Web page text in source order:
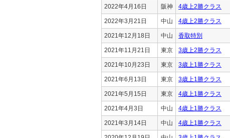
2022年4月16日 阪神 4歳上2勝クラス
2022年3月21日 中山 4歳上2勝クラス
2021年12月18日 中山 香取特別
2021年11月21日 東京 3歳上2勝クラス
2021年10月23日 東京 3歳上1勝クラス
2021年6月13日 東京 3歳上1勝クラス
2021年5月15日 東京 4歳上1勝クラス
2021年4月3日 中山 4歳上1勝クラス
2021年3月14日 中山 4歳上1勝クラス